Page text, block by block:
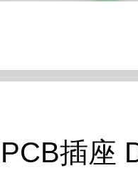
PCB插座